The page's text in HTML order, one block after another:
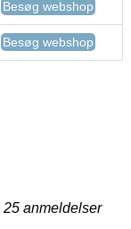
Besøg webshop
Besøg webshop
25 anmeldelser